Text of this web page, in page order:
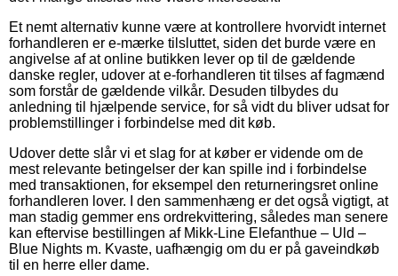
Et nemt alternativ kunne være at kontrollere hvorvidt internet
forhandleren er e-mærke tilsluttet, siden det burde være en
angivelse af at online butikken lever op til de gældende
danske regler, udover at e-forhandleren tit tilses af fagmænd
som forstår de gældende vilkår. Desuden tilbydes du
anledning til hjælpende service, for så vidt du bliver udsat for
problemstillinger i forbindelse med dit køb.
Udover dette slår vi et slag for at køber er vidende om de
mest relevante betingelser der kan spille ind i forbindelse
med transaktionen, for eksempel den returneringsret online
forhandleren lover. I den sammenhæng er det også vigtigt, at
man stadig gemmer ens ordrekvittering, således man senere
kan eftervise bestillingen af Mikk-Line Elefanthue – Uld –
Blue Nights m. Kvaste, uafhængig om du er på gaveindkøb
til en herre eller dame.